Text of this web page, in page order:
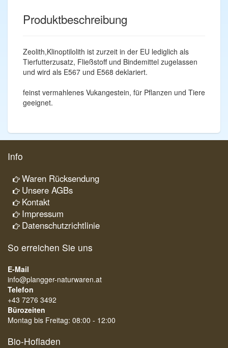
Produktbeschreibung
Zeolith,Klinoptilolith ist zurzeit in der EU lediglich als
Tierfutterzusatz, Fließstoff und Bindemittel zugelassen
und wird als E567 und E568 deklariert.
feinst vermahlenes Vukangestein, für Pflanzen und Tiere
geeignet.
Info
Waren Rücksendung
Unsere AGBs
Kontakt
Impressum
Datenschutzrichtlinie
So erreichen Sie uns
E-Mail
info@plangger-naturwaren.at
Telefon
+43 7276 3492
Bürozeiten
Montag bis Freitag: 08:00 - 12:00
Bio-Hofladen